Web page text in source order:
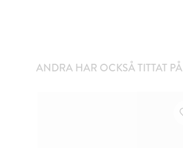
ANDRA HAR OCKSÅ TITTAT PÅ